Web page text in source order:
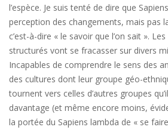
l’espèce. Je suis tenté de dire que
perception des changements, mais pas
c’est-à-dire « le savoir que l’on sait ».
structurés vont se fracasser sur divers
Incapables de comprendre le sens des
des cultures dont leur groupe géo-
tournent vers celles d’autres groupes
davantage (et même encore moins,
la portée du Sapiens lambda de « se